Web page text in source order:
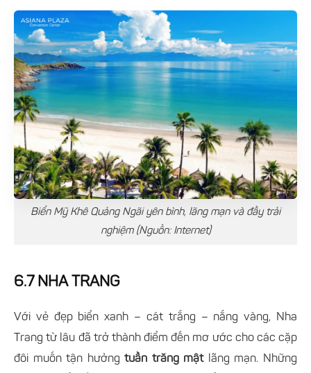
Biển Mỹ Khê Quảng Ngãi yên bình, lãng mạn và đầy trải
nghiệm (Nguồn: Internet)
6.7 NHA TRANG
Với vẻ đẹp biển xanh – cát trắng – nắng vàng, Nha
Trang từ lâu đã trở thành điểm đến mơ ước cho các cặp
đôi muốn tận hưởngtuần trăng mậtlãng mạn. Những